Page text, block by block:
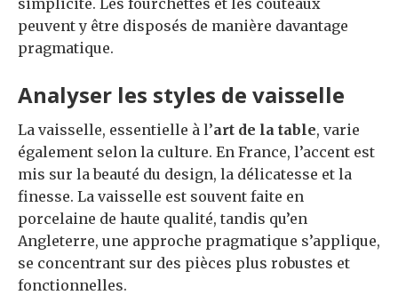
peuvent y être disposés de manière davantage
pragmatique.
Analyser les styles de vaisselle
La vaisselle, essentielle à l’art de la table, varie
également selon la culture. En France, l’accent est
mis sur la beauté du design, la délicatesse et la
finesse. La vaisselle est souvent faite en
porcelaine de haute qualité, tandis qu’en
Angleterre, une approche pragmatique s’applique,
se concentrant sur des pièces plus robustes et
fonctionnelles.